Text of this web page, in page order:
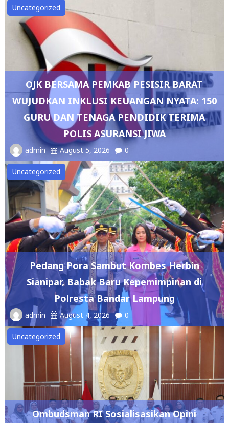
Uncategorized
OJK BERSAMA PEMKAB PESISIR BARAT
WUJUDKAN INKLUSI KEUANGAN NYATA: 150
GURU DAN TENAGA PENDIDIK TERIMA
POLIS ASURANSI JIWA
admin August 5, 2026 0
Uncategorized
Pedang Pora Sambut Kombes Herbin
Sianipar, Babak Baru Kepemimpinan di
Polresta Bandar Lampung
admin August 4, 2026 0
Uncategorized
Ombudsman RI Sosialisasikan Opini